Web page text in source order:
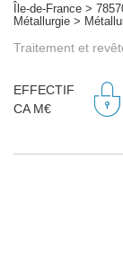
Île-de-France >
Métallurgie >
Traitement et
EFFECTIF
CA M€